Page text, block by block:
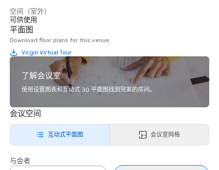
空间（室外）
可供使用
平面图
Download floor plans for this venue.
Virgin Virtual Tour
了解会议室
使用设置图表和互动式 3D 平面图找到完美的房间。
会议空间
互动式平面图 会议室网格
与会者